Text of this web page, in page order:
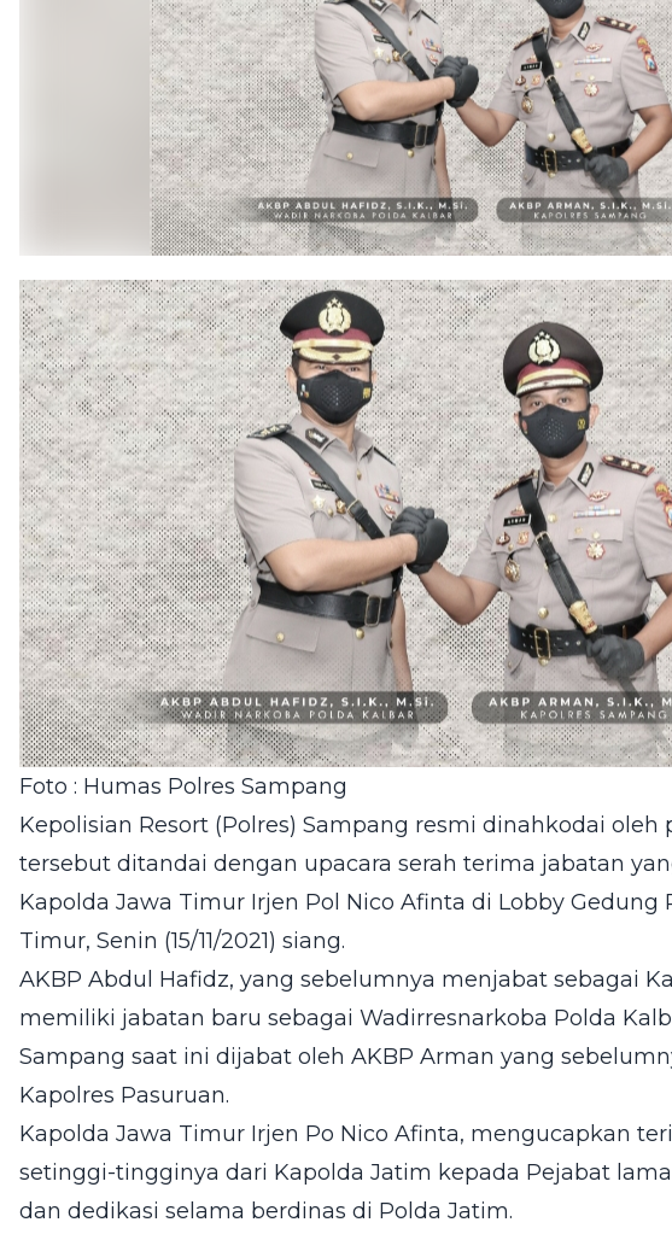
Foto : Humas Polres Sampang
Kepolisian Resort (Polres) Sampang resmi dinahkodai oleh
tersebut ditandai dengan upacara serah terima jabatan
Kapolda Jawa Timur Irjen Pol Nico Afinta di Lobby Gedung
Timur, Senin (15/11/2021) siang.
AKBP Abdul Hafidz, yang sebelumnya menjabat sebagai
memiliki jabatan baru sebagai Wadirresnarkoba Polda
Sampang saat ini dijabat oleh AKBP Arman yang
Kapolres Pasuruan.
Kapolda Jawa Timur Irjen Po Nico Afinta, mengucapkan
setinggi-tingginya dari Kapolda Jatim kepada Pejabat
dan dedikasi selama berdinas di Polda Jatim.